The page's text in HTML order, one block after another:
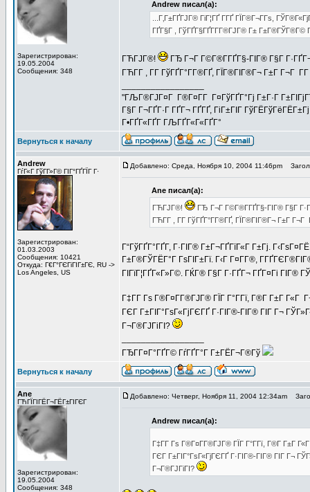
Зарегистрирован:
19.05.2004
Сообщения: 348
Andrew писал(а):
...Г‚Г±ГҐГЈГ® ГіГ¦ГҐ Г­ГҐ ГЇГ®Г¬Г­Гѕ,
ГҐГ§Г , ГўГҐГ§ГҐГ­Г­Г®ГЈГ® Г± Г±Г®ГЎГ®Г©
ГЋГЈГ®!
ГЂ Г¬Г Г©Г®Г­ГҐГ§-ГІГ® Г§Г
ГЋГ­Г , Г­Г ГўГҐГ°Г­Г®ГҐ, ГЇГ®ГІГ®Г¬ Г±Г Г¬Г
"ГЉГ®ГЈГ¤Г Г®Г¤Г­Г Г¤ГўГҐГ°Гј Г±Г·Г
Г§Г Г¬ГҐГ·Г ГҐГ¬ ГҐГҐ, ГіГ±ГІГ
Г•ГҐГ«ГҐГ­ ГЉГҐГ«Г«ГҐГ°
Вернуться к началу
Andrew
ГѓГ«Г ГўГ­Г»Г© ГІГ°ГҐГЇГ Г·
Зарегистрирован:
01.03.2003
Сообщения: 10421
Откуда: Г€Г°ГЄГіГІГ±ГЄ, RU ->
Los Angeles, US
Добавлено: Среда, Ноября 10, 2004 11:46pm
Ane писал(а):
ГЋГЈГ®!
ГЂ Г¬Г Г©Г®Г­ГҐГ§-ГІГ® Г§Г
ГЋГ­Г , Г­Г ГўГҐГ°Г­Г®ГҐ, ГЇГ®ГІГ®Г¬ Г±Г
Г“ГўГҐГ°ГҐГ­, Г·ГІГ® Г±Г¬ГҐГїГ«Г Г±Гј.
Г±Г®ГЎГЁГ°Г ГѕГІГ±Гї. Г‹Г Г¤Г­Г®,
ГІГїГ¦ГҐГ«Г»Г©. ГЌГ® Г§Г Г·ГҐГ¬ ГҐГ¤Гі ГІГ®
Г‡Г­Г Гѕ Г®Г¤Г­Г®ГЈГ® ГЇГ Г°Г­Гї, Г®Г­ Г±Г Г«Г
ГЄГ Г±ГІГ°ГѕГ«ГјГЄГҐ Г·ГІГ®-ГІГ® ГІГ Г¬
Г¬Г®ГЈГіГІ?
ГЂГ­Г¤Г°ГҐГ© ГѓГҐГ°Г Г±ГЁГ¬Г®Гў
Вернуться к началу
Ane
ГЋГЇГІГЁГ¬ГЁГ±ГІГЄГ
Зарегистрирован:
19.05.2004
Сообщения: 348
Добавлено: Четверг, Ноября 11, 2004 12:34am
Andrew писал(а):
Г‡Г­Г Гѕ Г®Г¤Г­Г®ГЈГ® ГЇГ Г°Г­Гї, Г®Г­ Г±Г
ГЄГ Г±ГІГ°ГѕГ«ГјГЄГҐ Г·ГІГ®-ГІГ® ГІГ Г¬
Г¬Г®ГЈГіГІ?